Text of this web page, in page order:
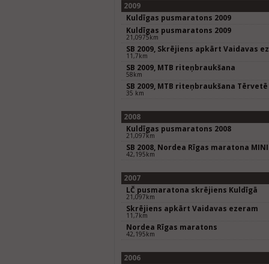
2009
Kuldīgas pusmaratons 2009
Kuldīgas pusmaratons 2009
21,0975km
SB 2009, Skrējiens apkārt Vaidavas
11,7km
SB 2009, MTB riteņbraukšana
58km
SB 2009, MTB riteņbraukšana Tērvetē
35 km
2008
Kuldīgas pusmaratons 2008
21,097km
SB 2008, Nordea Rīgas maratona
42,195km
2007
LČ pusmaratona skrējiens Kuldīgā
21,097km
Skrējiens apkārt Vaidavas ezeram
11,7km
Nordea Rīgas maratons
42,195km
2006